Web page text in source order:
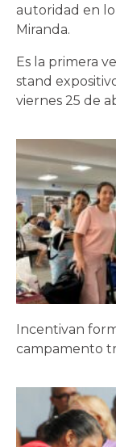
autoridad en
Miranda.
Es la primera
stand
viernes 25 de
Incentivan
campamento